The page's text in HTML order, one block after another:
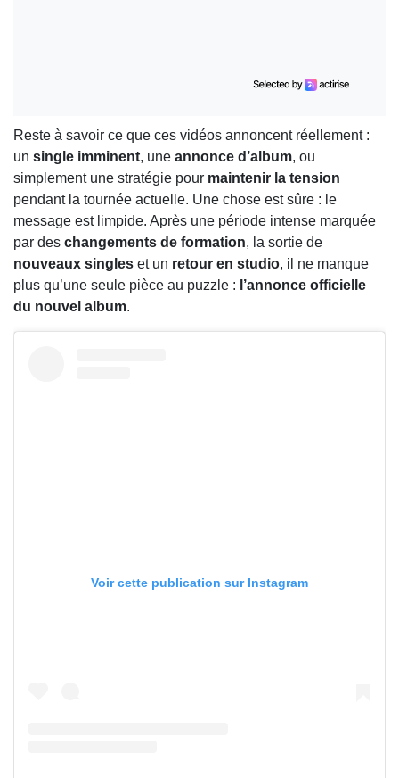
Reste à savoir ce que ces vidéos annoncent réellement :
un single imminent, une annonce d’album, ou
simplement une stratégie pour maintenir la tension
pendant la tournée actuelle. Une chose est sûre : le
message est limpide. Après une période intense marquée
par des changements de formation, la sortie de
nouveaux singles et un retour en studio, il ne manque
plus qu’une seule pièce au puzzle : l’annonce officielle
du nouvel album.
Voir cette publication sur Instagram